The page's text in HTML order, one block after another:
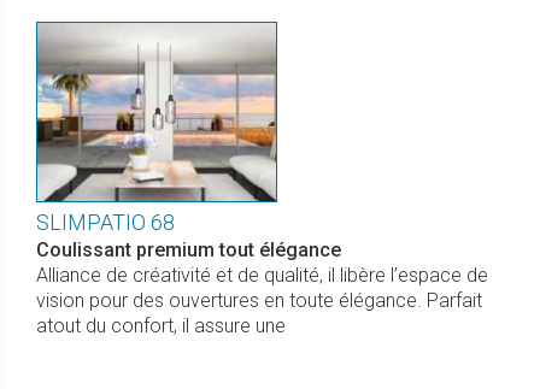
SLIMPATIO 68
Coulissant premium tout élégance
Alliance de créativité et de qualité, il libère l’espace de
vision pour des ouvertures en toute élégance. Parfait
atout du confort, il assure une